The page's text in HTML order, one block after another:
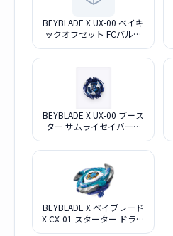
BEYBLADE X UX-00 ベイキ
ックオフセット FCバルセ
BEYBLADE X UX-00 ブース
ター サムライセイバー5-
イブルー サッカー日本代表
BEYBLADE X ベイブレード
X CX-01 スターター ドラン